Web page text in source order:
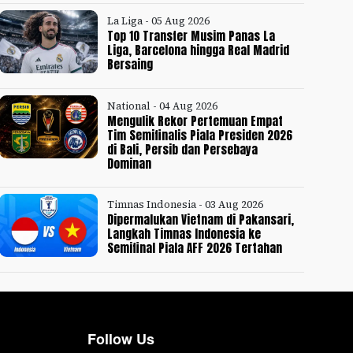
La Liga - 05 Aug 2026
Top 10 Transfer Musim Panas La
Liga, Barcelona hingga Real Madrid
Bersaing
National - 04 Aug 2026
Mengulik Rekor Pertemuan Empat
Tim Semifinalis Piala Presiden 2026
di Bali, Persib dan Persebaya
Dominan
Timnas Indonesia - 03 Aug 2026
Dipermalukan Vietnam di Pakansari,
Langkah Timnas Indonesia ke
Semifinal Piala AFF 2026 Tertahan
Follow Us